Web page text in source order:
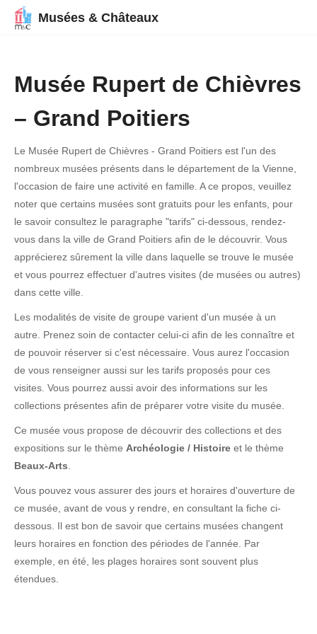
Musées & Châteaux
Musée Rupert de Chièvres
– Grand Poitiers
Le Musée Rupert de Chièvres - Grand Poitiers est l'un des
nombreux musées présents dans le département de la Vienne,
l'occasion de faire une activité en famille. A ce propos, veuillez
noter que certains musées sont gratuits pour les enfants, pour
le savoir consultez le paragraphe "tarifs" ci-dessous, rendez-
vous dans la ville de Grand Poitiers afin de le découvrir. Vous
apprécierez sûrement la ville dans laquelle se trouve le musée
et vous pourrez effectuer d'autres visites (de musées ou autres)
dans cette ville.
Les modalités de visite de groupe varient d'un musée à un
autre. Prenez soin de contacter celui-ci afin de les connaître et
de pouvoir réserver si c'est nécessaire. Vous aurez l'occasion
de vous renseigner aussi sur les tarifs proposés pour ces
visites. Vous pourrez aussi avoir des informations sur les
collections présentes afin de préparer votre visite du musée.
Ce musée vous propose de découvrir des collections et des
expositions sur le thème Archéologie / Histoire et le thème
Beaux-Arts
Vous pouvez vous assurer des jours et horaires d'ouverture de
ce musée, avant de vous y rendre, en consultant la fiche ci-
dessous. Il est bon de savoir que certains musées changent
leurs horaires en fonction des périodes de l'année. Par
exemple, en été, les plages horaires sont souvent plus
étendues.